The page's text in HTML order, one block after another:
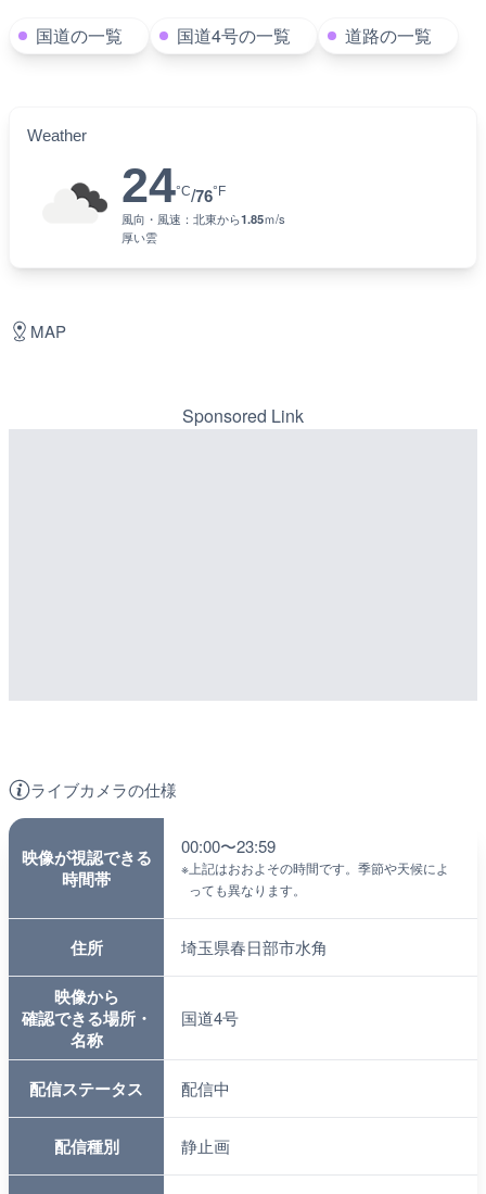
国道の一覧 国道4号の一覧 道路の一覧
Weather
24°C/76°F
風向・風速： 北東から1.85ｍ/s
厚い雲
ライブカメラの仕様
映像が視認できる
時間帯
00:00〜23:59
※ 上記はおおよその時間です。季節や天候によ
っても異なります。
住所 埼玉県春日部市水角
映像から
確認できる場所・
名称
国道4号
配信ステータス 配信中
配信種別 静止画
MAP
Sponsored Link